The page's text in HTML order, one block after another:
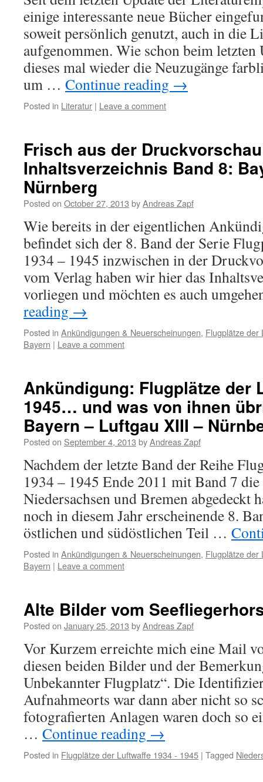
einige interessante neue Bücher
soweit persönlich genutzt, auch in die
aufgenommen. Wie schon beim letzten
dieses mal wieder die Neuzugänge
um … Continue reading →
Posted in Literatur | Leave a comment
Frisch aus der
Inhaltsverzeichnis Band 8:
Nürnberg
Posted on October 27, 2013 byAndreas Zapf
Wie bereits in der eigentlichen
befindet sich der 8. Band der Serie
1934 – 1945 inzwischen in der
vom Verlag haben wir hier das
vorliegen und möchten es auch
reading →
Posted in Ankündigungen & Neuerscheinungen, Flugplätze der
Bayern | Leave a comment
Ankündigung: Flugplätze der
1945… und was von ihnen
Bayern – Luftgau XIII –
Posted on September 4, 2013 byAndreas Zapf
Nachdem der letzte Band der Reihe
1934 – 1945 Ende 2011 mit Band 7
Niedersachsen und Bremen abgedeckt
noch in diesem Jahr erscheinende 8.
östlichen und südöstlichen Teil …
Posted in Ankündigungen & Neuerscheinungen, Flugplätze der
Bayern | Leave a comment
Alte Bilder vom
Posted on January 25, 2013 byAndreas Zapf
Vor Kurzem erreichte mich eine Mail
diesen beiden Bilder und der
Unbekannter Flugplatz“. Die
Aufnahmeorts war dann aber nicht so
fotografierten Anlagen waren doch so
… Continue reading →
Posted in Flugplätze der Luftwaffe 1934 - 1945 | Tagged